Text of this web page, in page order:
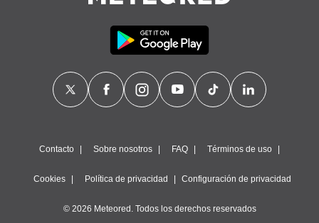
Contacto Sobre nosotros FAQ Términos de uso
Cookies Política de privacidad Configuración de privacidad
© 2026 Meteored. Todos los derechos reservados